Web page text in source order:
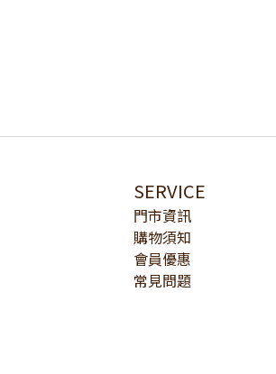
SERVICE
門市資訊
購物須知
會員優惠
常見問題